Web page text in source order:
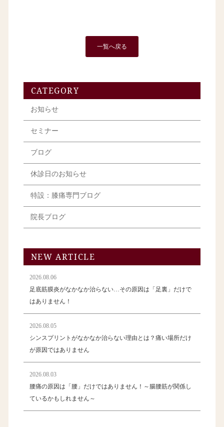
一覧へ戻る
CATEGORY
お知らせ
セミナー
ブログ
休診日のお知らせ
特設：膝痛専門ブログ
院長ブログ
NEW ARTICLE
2026.08.06
足底筋膜炎がなかなか治らない…その原因は「足裏」だけで
はありません！
2026.08.05
シンスプリントがなかなか治らない理由とは？痛い場所だけ
が原因ではありません
2026.08.03
腰痛の原因は「腰」だけではありません！～腸腰筋が関係し
ているかもしれません～